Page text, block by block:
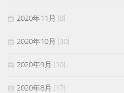
2020年11月 (8)
2020年10月 (30)
2020年9月 (10)
2020年8月 (17)